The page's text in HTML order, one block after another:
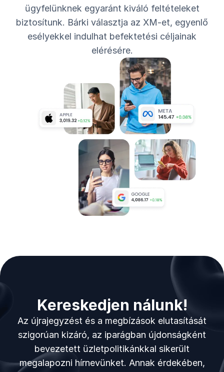
ügyfelünknek egyaránt kiváló feltételeket
biztosítunk. Bárki választja az XM-et, egyenlő
esélyekkel indulhat befektetési céljainak
elérésére.
Kereskedjen nálunk!
Az újrajegyzést és a megbízások elutasítását
szigorúan kizáró, az iparágban újdonságként
bevezetett üzletpolitikánkkal sikerült
megalapozni hírnevünket. Annak érdekében,